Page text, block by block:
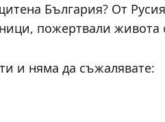
България? От
пожертвали
и няма да съжалявате: